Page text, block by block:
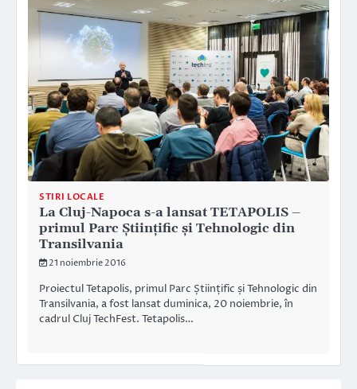
STIRI LOCALE
La Cluj-Napoca s-a lansat TETAPOLIS –
primul Parc Științific și Tehnologic din
Transilvania
21 noiembrie 2016
Proiectul Tetapolis, primul Parc Științific și Tehnologic din
Transilvania, a fost lansat duminica, 20 noiembrie, în
cadrul Cluj TechFest. Tetapolis…